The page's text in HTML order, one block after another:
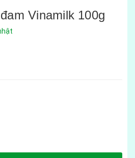
Vinamilk 100g